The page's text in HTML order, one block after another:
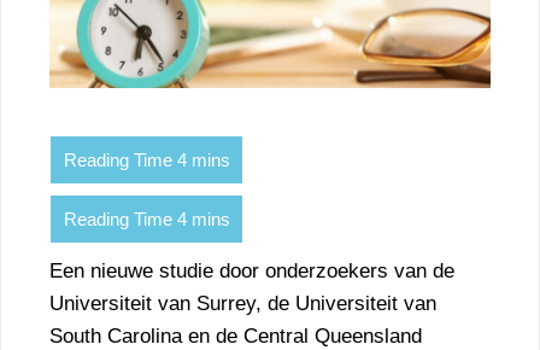
Een nieuwe studie door onderzoekers van de
Universiteit van Surrey, de Universiteit van
South Carolina en de Central Queensland